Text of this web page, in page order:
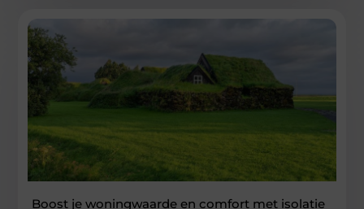
Boost je woningwaarde en comfort met isolatie